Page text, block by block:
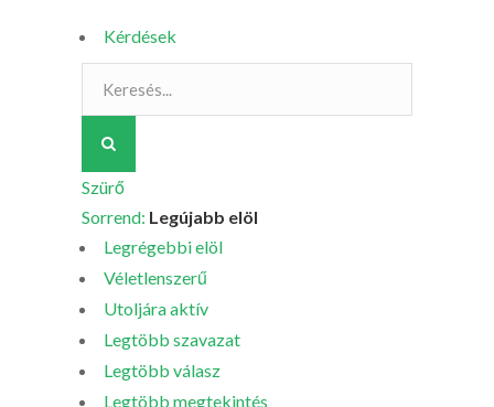
Kérdések
Szürő
Sorrend: Legújabb elöl
Legrégebbi elöl
Véletlenszerű
Utoljára aktív
Legtöbb szavazat
Legtöbb válasz
Legtöbb megtekintés